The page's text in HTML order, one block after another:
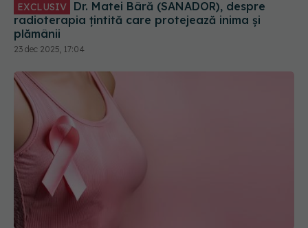
EXCLUSIV
radioterapia țintită care protejează inima și
plămânii
23 dec 2025, 17:04